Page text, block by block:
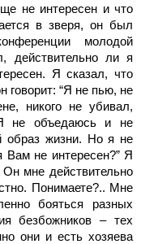
не интересен и что
в зверя, он был
молодой
действительно ли я
Я сказал, что
говорит: “Я не пью, не
никого не убивал,
Я не объедаюсь и не
образ жизни. Но я не
не интересен?” Я
Он мне действительно
Понимаете?.. Мне
бояться разных
безбожников – тех
они и есть хозяева